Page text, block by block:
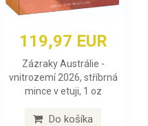
119,97 EUR
Zázraky Austrálie -
vnitrozemí 2026, stříbrná
mince v etuji, 1 oz
Do košíka